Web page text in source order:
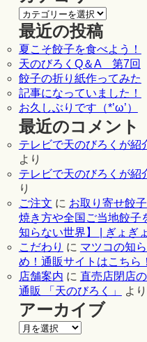
最近の投稿
夏こそ餃子を食べよう！
天のびろくQ＆A 第7回
餃子の折り紙作ってみた
記事になっていました！
お久しぶりです（*’ω’）
最近のコメント
テレビで天のびろくが紹
より
テレビで天のびろくが紹
り
ご注文 に お取り寄せ餃
焼き方や全国ご当地餃子
知らない世界】 | ぎょぎ
こだわり に マツコの知
め！通販サイトはこちら
店舗案内 に 直売店閉店
通販 「天のびろく」
より
アーカイブ